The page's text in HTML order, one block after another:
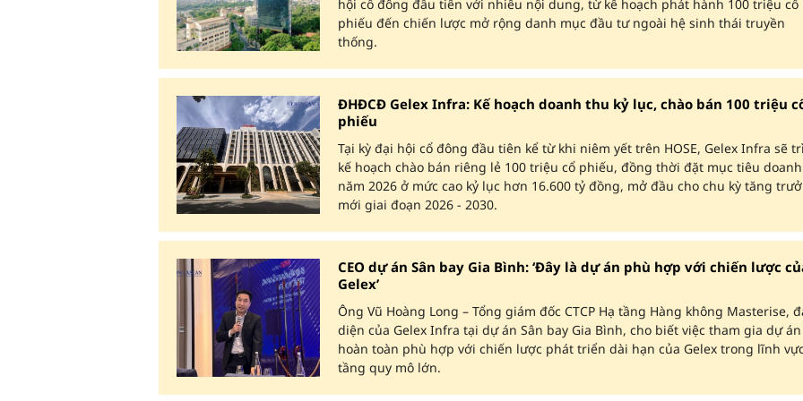
hội cổ đông đầu tiên với nhiều nội dung, từ kế hoạch phát hành 100 triệu cổ
phiếu đến chiến lược mở rộng danh mục đầu tư ngoài hệ sinh thái truyền
thống.
ĐHĐCĐ Gelex Infra: Kế hoạch doanh thu kỷ lục, chào bán 100 triệu
phiếu
Tại kỳ đại hội cổ đông đầu tiên kể từ khi niêm yết trên HOSE, Gelex Infra sẽ
kế hoạch chào bán riêng lẻ 100 triệu cổ phiếu, đồng thời đặt mục tiêu
năm 2026 ở mức cao kỷ lục hơn 16.600 tỷ đồng, mở đầu cho chu kỳ tăng
mới giai đoạn 2026 - 2030.
CEO dự án Sân bay Gia Bình: ‘Đây là dự án phù hợp với chiến lược
Gelex’
Ông Vũ Hoàng Long – Tổng giám đốc CTCP Hạ tầng Hàng không Masterise,
diện của Gelex Infra tại dự án Sân bay Gia Bình, cho biết việc tham gia dự
hoàn toàn phù hợp với chiến lược phát triển dài hạn của Gelex trong lĩnh
tầng quy mô lớn.